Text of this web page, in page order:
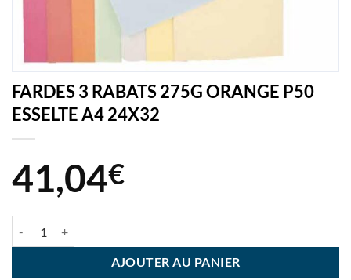
FARDES 3 RABATS 275G ORANGE P50
ESSELTE A4 24X32
41,04€
AJOUTER AU PANIER